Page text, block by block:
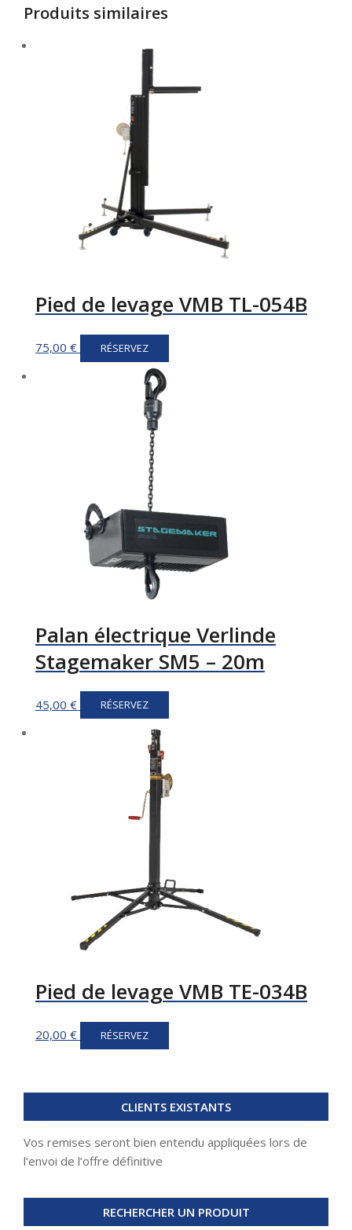
Produits similaires
Pied de levage VMB TL-054B
75,00 € RÉSERVEZ
Palan électrique Verlinde
Stagemaker SM5 – 20m
45,00 € RÉSERVEZ
Pied de levage VMB TE-034B
20,00 € RÉSERVEZ
CLIENTS EXISTANTS
Vos remises seront bien entendu appliquées lors de
l’envoi de l’offre définitive
RECHERCHER UN PRODUIT